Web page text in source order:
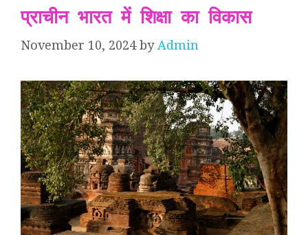
प्राचीन भारत में शिक्षा का विकास
November 10, 2024 byAdmin